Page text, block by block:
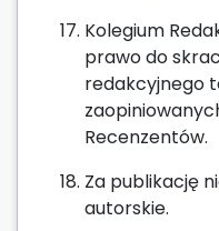
Kolegium
prawo do
redakcyjnego
Recenzentów.
Za publikację
autorskie.